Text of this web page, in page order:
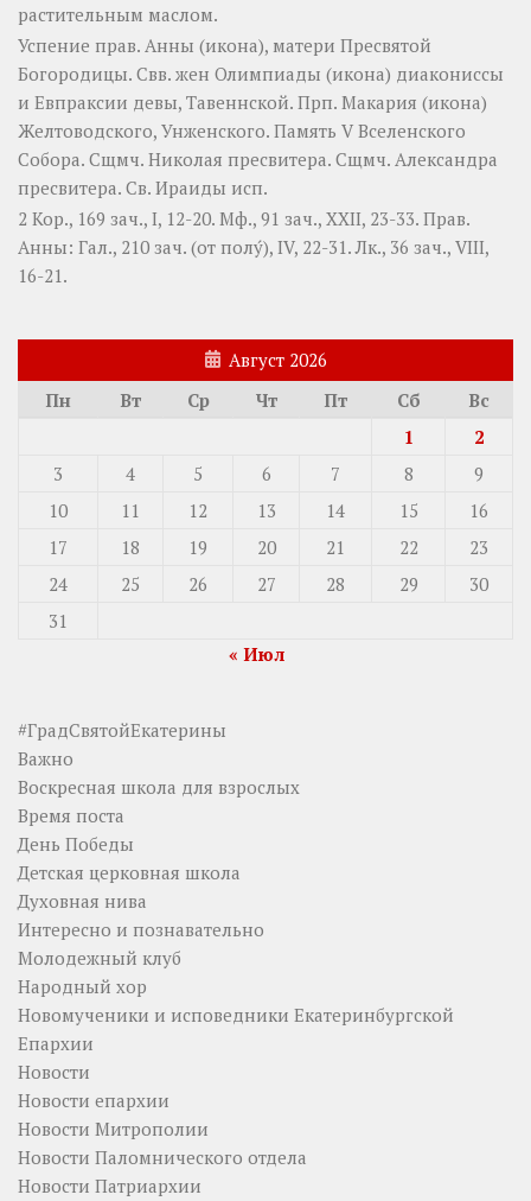
растительным маслом.
Успение прав. Анны (икона), матери Пресвятой
Богородицы. Свв. жен Олимпиады (икона) диакониссы
и Евпраксии девы, Тавеннской. Прп. Макария (икона)
Желтоводского, Унженского. Память V Вселенского
Собора. Сщмч. Николая пресвитера. Сщмч. Александра
пресвитера. Св. Ираиды исп.
2 Кор., 169 зач., I, 12-20. Мф., 91 зач., XXII, 23-33. Прав.
Анны: Гал., 210 зач. (от полу́), IV, 22-31. Лк., 36 зач., VIII,
16-21.
Август 2026
Пн
Вт Ср Чт Пт Сб
Вс
1
2
3
4 5 6 7 8
9
10
11 12 13 14 15
16
17
18 19 20 21 22
23
24
25 26 27 28 29
30
31
« Июл
#ГрадСвятойЕкатерины
Важно
Воскресная школа для взрослых
Время поста
День Победы
Детская церковная школа
Духовная нива
Интересно и познавательно
Молодежный клуб
Народный хор
Новомученики и исповедники Екатеринбургской
Епархии
Новости
Новости епархии
Новости Митрополии
Новости Паломнического отдела
Новости Патриархии